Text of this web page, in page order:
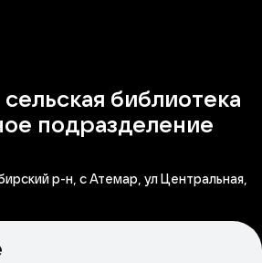
библиотека
подразделение
р-н, с Атемар, ул Центральная,